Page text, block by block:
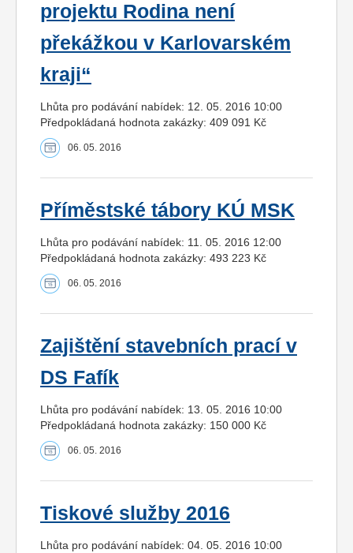
projektu Rodina není
překážkou v Karlovarském
kraji“
Lhůta pro podávání nabídek: 12. 05. 2016 10:00
Předpokládaná hodnota zakázky: 409 091 Kč
06. 05. 2016
Příměstské tábory KÚ MSK
Lhůta pro podávání nabídek: 11. 05. 2016 12:00
Předpokládaná hodnota zakázky: 493 223 Kč
06. 05. 2016
Zajištění stavebních prací v
DS Fafík
Lhůta pro podávání nabídek: 13. 05. 2016 10:00
Předpokládaná hodnota zakázky: 150 000 Kč
06. 05. 2016
Tiskové služby 2016
Lhůta pro podávání nabídek: 04. 05. 2016 10:00